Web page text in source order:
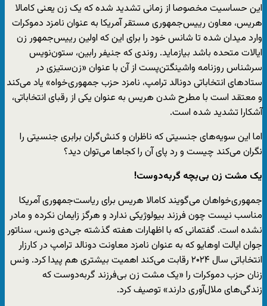
این حساسیت مخصوصا از زمانی تشدید شده که یک زن یعنی کامالا
هریس، معاون رییس‌جمهوری مستقر آمریکا به عنوان نامزد دموکرات
وارد میدان شده تا شانس خود را برای این که اولین رییس‌جمهور زن
ایالات متحده باشد بیازماید. روندی که جنیفر رابین، ستون‌نویس
سرشناس روزنامه‌ واشینگتن‌پست از آن با عنوان «زن‌ستیزی در
ستادهای انتخاباتی دونالد ترامپ، نامزد حزب جمهوری‌خواه» یاد می‌کند
و معتقد است با مطرح شدن هریس به عنوان یکی از رقبای انتخاباتی،
آشکارا تشدید شده است.
اما این سویه‌های جنسیتی که ناظران و کنش‌گران برابری جنسیتی را
نگران می‌کند چیست و رد پای آن را کجاها می‌توان دید؟
یک مشت زن بی‌بچه‌ گربه‌دوست!
جمهوری‌خواهان می‌گویند کامالا هریس برای ریاست‌جمهوری آمریکا
مناسب نیست چون فرزند بیولوژیکی ندارد و هرگز زایمان نکرده و مادر
نشده است. گفتمانی که با اظهارات هفته‌ گذشته‌ جی‌دی ونس، سناتور
جوان ایالت اوهایو که به عنوان نامزد معاونت دونالد ترامپ در کارزار
انتخاباتی سال ۲۰۲۴ رقابت می‌کند اهمیت بیشتری هم پیدا کرد. ونس
زنان حزب دموکرات را «یک مشت زن بی‌فرزند گربه‌دوست که
زندگی‌های ملال‌آوری دارند» توصیف کرد.